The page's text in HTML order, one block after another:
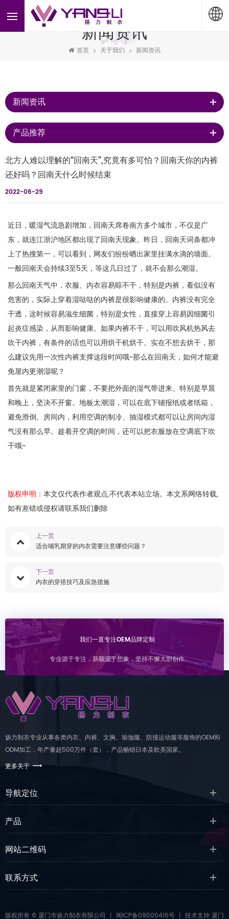
新闻资讯
首页 关于我们 新闻资讯
新闻资讯
产品推荐
北方人难以理解的“回南天”,究竟有多可怕？回南天你的内裤
还好吗？回南天什么时候结束
2022-06-29
近日，暖湿气流急剧增加，回南天席卷南方多个城市，不仅是广
东，就连江浙沪地区都出现了回南天现象。昨日，回南天词条都冲
上了热搜第一，可以看到，网友们纷纷晒出家里挂满水滴的墙面。
一般回南天会持续3至5天，等这几日过了，就不会那么潮湿。
那么回南天气中，衣服、内衣容易晾不干，特别是内裤，看似没有
危害的，实际上穿着湿哒哒的内裤是很影响健康的。内裤没有完全
干透，这时候容易滋生细菌，特别是女性，直接穿上容易因细菌引
起炎症感染，从而影响健康。如果内裤不干，可以用吹风机热风去
吹干内裤，有条件的话也可以用烘干机烘干。实在不想去烘干，那
么建议先用一次性内裤支撑这段时间哦~那么在回南天，如何才能避
免屋内更潮湿呢？
首先就是紧闭家里的门窗，不要把外面的湿气带进来。特别是早晨
和晚上，坚决不开窗。地板太潮湿，可以在底下铺报纸或者纸箱，
避免滑倒。房间内，利用空调的制冷、抽湿模式都可以让房间内湿
气没有那么早。趁着开空调的时间，还可以把衣服放在空调底下吹
干哦~
版权申明： 本文仅代表作者观点,不代表本站立场。本文系网络转载,
如有差错或侵权请联系我们删除
上一页
适合哺乳期穿的内衣需要注意哪些问题？
下一页
内衣的穿搭技巧及应急措施
我们一直专注OEM品牌定制
专业源于专注，新颖源于想象，坚持不懈大胆创作
扬力制衣专业从事各类内衣、内裤、文胸、瑜伽服、防撞运动服等服饰的OEM和
ODM加工，年产量超500万件（套），产品畅销日本及欧美国家。
更多关于
导航定位
产品
网站二维码
联系方式
版权所有 © 厦门市扬力制衣有限公司 丨 闽ICP备09000416号 丨 技术支持:厦门